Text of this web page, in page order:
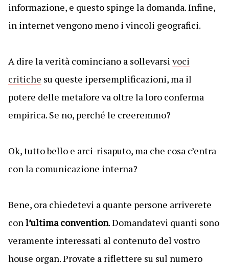
informazione, e questo spinge la domanda. Infine,
in internet vengono meno i vincoli geografici.
A dire la verità cominciano a sollevarsi voci
critiche su queste ipersemplificazioni, ma il
potere delle metafore va oltre la loro conferma
empirica. Se no, perché le creeremmo?
Ok, tutto bello e arci-risaputo, ma che cosa c’entra
con la comunicazione interna?
Bene, ora chiedetevi a quante persone arriverete
conl’ultima convention. Domandatevi quanti sono
veramente interessati al contenuto del vostro
house organ. Provate a riflettere su sul numero